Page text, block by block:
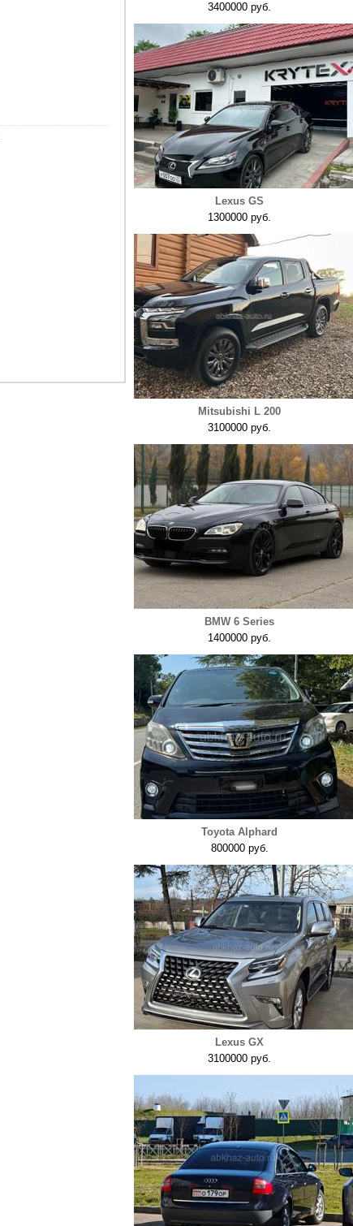
3400000 руб.
Lexus GS
1300000 руб.
Mitsubishi L 200
3100000 руб.
BMW 6 Series
1400000 руб.
Toyota Alphard
800000 руб.
Lexus GX
3100000 руб.